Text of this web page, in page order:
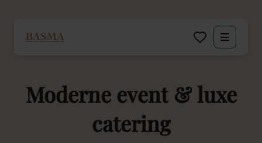
Zakelijk
Decoratie huren
Moderne event & luxe
catering